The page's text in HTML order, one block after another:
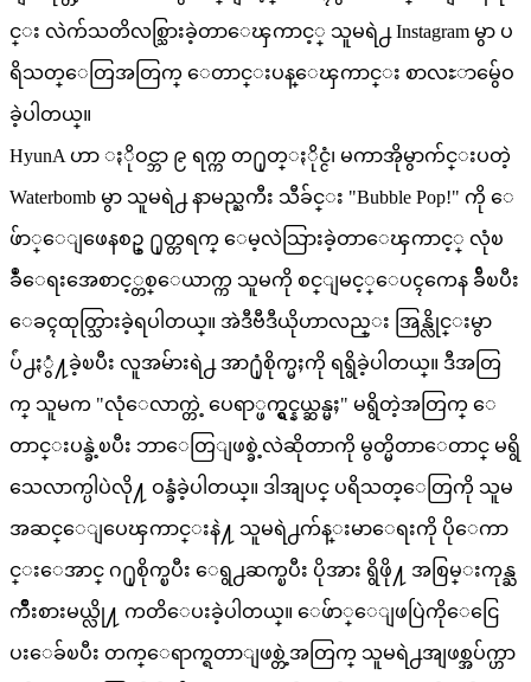
င္း လဲက်သတိလစ္သြားခဲ့တာေၾကာင့္ သူမရဲ႕ Instagram မွာ ပ
ရိသတ္ေတြအတြက္ ေတာင္းပန္ေၾကာင္း စာလႊာမွ်ေဝ
ခဲ့ပါတယ္။
HyunA ဟာ ႏိုဝင္ဘာ ၉ ရက္က တ႐ုတ္ႏိုင္ငံ၊ မကာအိုမွာက်င္းပတဲ့
Waterbomb မွာ သူမရဲ႕ နာမည္ႀကီး သီခ်င္း "Bubble Pop!" ကို ေ
ဖ်ာ္ေျဖေနစဥ္ ႐ုတ္တရက္ ေမ့လဲသြားခဲ့တာေၾကာင့္ လုံၿ
ခဳံေရးအေစာင့္တစ္ေယာက္က သူမကို စင္ျမင့္ေပၚကေန ခ်ီၿပီး
ေခၚထုတ္သြားခဲ့ရပါတယ္။ အဲဒီဗီဒီယိုဟာလည္း အြန္လိုင္းမွာ
ပ်ံ႕ႏွံ႔ခဲ့ၿပီး လူအမ်ားရဲ႕ အာ႐ုံစိုက္မႈကို ရရွိခဲ့ပါတယ္။ ဒီအတြ
က္ သူမက "လုံေလာက္တဲ့ ပေရာ္ဖက္ရွင္နယ္ဆန္မႈ" မရွိတဲ့အတြက္ ေ
တာင္းပန္ခဲ့ၿပီး ဘာေတြျဖစ္ခဲ့လဲဆိုတာကို မွတ္မိတာေတာင္ မရွိ
သေလာက္ပါပဲလို႔ ဝန္ခံခဲ့ပါတယ္။ ဒါအျပင္ ပရိသတ္ေတြကို သူမ
အဆင္ေျပေၾကာင္းနဲ႔ သူမရဲ႕က်န္းမာေရးကို ပိုေကာ
င္းေအာင္ ဂ႐ုစိုက္ၿပီး ေရွ႕ဆက္ၿပီး ပိုအား ရွိဖို႔ အစြမ္းကုန္ႀ
ကိဳးစားမယ္လို႔ ကတိေပးခဲ့ပါတယ္။ ေဖ်ာ္ေျဖပြဲကိုေငြေ
ပးေခ်ၿပီး တက္ေရာက္ရတာျဖစ္တဲ့အတြက္ သူမရဲ႕အျဖစ္အပ်က္ဟာ